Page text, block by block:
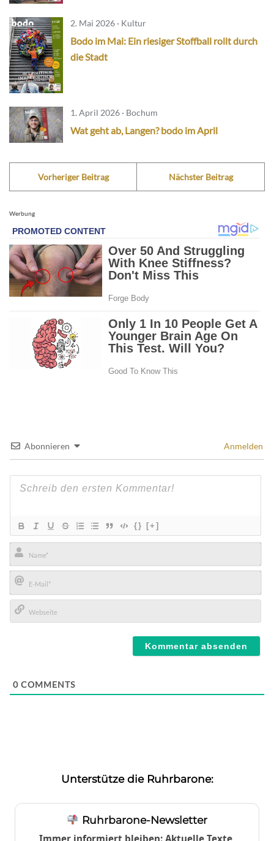
2. Mai 2026 · Kultur
Bodo im Mai: Ein riesiger Stoffball rollt durch
die Stadt
1. April 2026 · Bochum
Wat geht ab, Langen? bodo im April
Vorheriger Beitrag Nächster Beitrag
Werbung
Abonnieren Anmelden
{} [+]
Name*
E-
Mail*
0 COMMENTS
Unterstütze die Ruhrbarone:
Ruhrbarone-Newsletter